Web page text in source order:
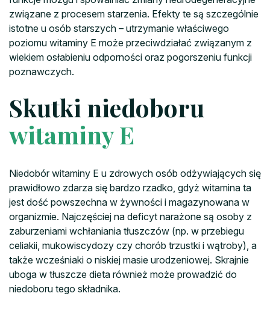
związane z procesem starzenia. Efekty te są szczególnie
istotne u osób starszych – utrzymanie właściwego
poziomu witaminy E może przeciwdziałać związanym z
wiekiem osłabieniu odporności oraz pogorszeniu funkcji
poznawczych.
Skutki niedoboru
witaminy E
Niedobór witaminy E u zdrowych osób odżywiających się
prawidłowo zdarza się bardzo rzadko, gdyż witamina ta
jest dość powszechna w żywności i magazynowana w
organizmie. Najczęściej na deficyt narażone są osoby z
zaburzeniami wchłaniania tłuszczów (np. w przebiegu
celiakii, mukowiscydozy czy chorób trzustki i wątroby), a
także wcześniaki o niskiej masie urodzeniowej. Skrajnie
uboga w tłuszcze dieta również może prowadzić do
niedoboru tego składnika.